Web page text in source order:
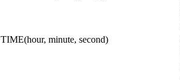
TIME(hour, minute, second)